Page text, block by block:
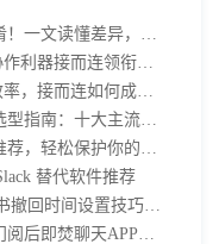
替代软件推荐